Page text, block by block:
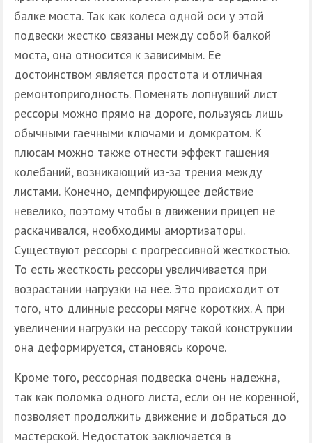
балке моста. Так как колеса одной оси у этой
подвески жестко связаны между собой балкой
моста, она относится к зависимым. Ее
достоинством является простота и отличная
ремонтопригодность. Поменять лопнувший лист
рессоры можно прямо на дороге, пользуясь лишь
обычными гаечными ключами и домкратом. К
плюсам можно также отнести эффект гашения
колебаний, возникающий из-за трения между
листами. Конечно, демпфирующее действие
невелико, поэтому чтобы в движении прицеп не
раскачивался, необходимы амортизаторы.
Существуют рессоры с прогрессивной жесткостью.
То есть жесткость рессоры увеличивается при
возрастании нагрузки на нее. Это происходит от
того, что длинные рессоры мягче коротких. А при
увеличении нагрузки на рессору такой конструкции
она деформируется, становясь короче.
Кроме того, рессорная подвеска очень надежна,
так как поломка одного листа, если он не коренной,
позволяет продолжить движение и добраться до
мастерской. Недостаток заключается в